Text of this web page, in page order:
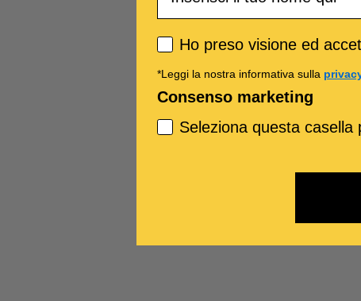
Privacy policy
Ho preso visione ed
*Leggi la nostra informativa sulla
Consenso marketing
Seleziona questa